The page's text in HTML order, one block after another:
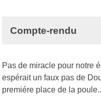
Compte-rendu
Pas de miracle pour notre
espérait un faux pas de
premiére place de la